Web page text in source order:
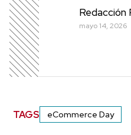
Redacción
mayo 14, 2026
TAGS eCommerce Day